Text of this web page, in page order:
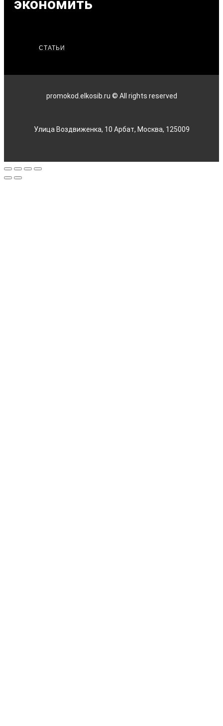
экономить
СТАТЬИ
promokod.elkosib.ru © All rights reserved
Улица Воздвиженка, 10 Арбат, Москва, 125009